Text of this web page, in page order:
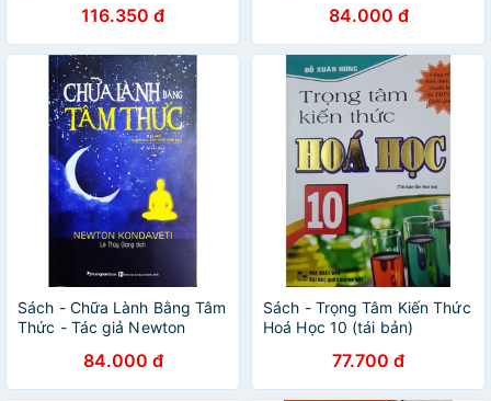
116.350 đ 84.000 đ
Sách - Chữa Lành Bằng Tâm
Thức - Tác giả Newton
84.000 đ
Sách - Trọng Tâm Kiến Thức
Hoá Học 10 (tái bản)
77.700 đ